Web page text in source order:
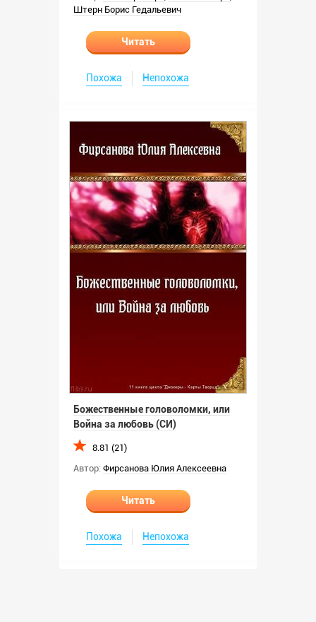
Штерн Борис Гедальевич
Читать
Похожа Непохожа
Божественные головоломки, или
Война за любовь (СИ)
8.81 (21)
Автор: Фирсанова Юлия Алексеевна
Читать
Похожа Непохожа